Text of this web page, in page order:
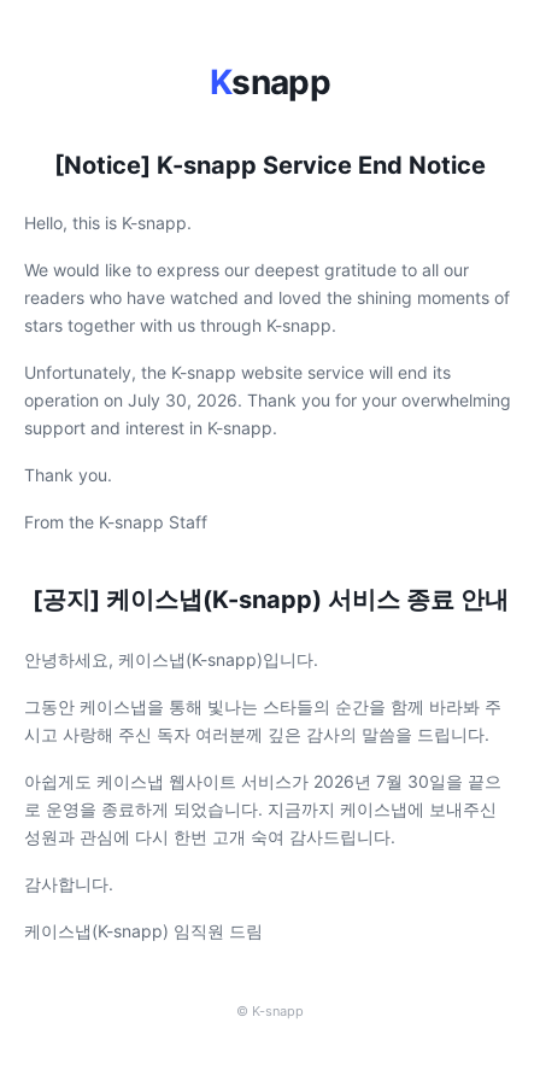
Ksnapp
[Notice] K-snapp Service End Notice
Hello, this is K-snapp.
We would like to express our deepest gratitude to all our
readers who have watched and loved the shining moments of
stars together with us through K-snapp.
Unfortunately, the K-snapp website service will end its
operation on July 30, 2026. Thank you for your overwhelming
support and interest in K-snapp.
Thank you.
From the K-snapp Staff
[공지] 케이스냅(K-snapp) 서비스 종료 안내
안녕하세요, 케이스냅(K-snapp)입니다.
그동안 케이스냅을 통해 빛나는 스타들의 순간을 함께 바라봐 주
시고 사랑해 주신 독자 여러분께 깊은 감사의 말씀을 드립니다.
아쉽게도 케이스냅 웹사이트 서비스가 2026년 7월 30일을 끝으
로 운영을 종료하게 되었습니다. 지금까지 케이스냅에 보내주신
성원과 관심에 다시 한번 고개 숙여 감사드립니다.
감사합니다.
케이스냅(K-snapp) 임직원 드림
© K-snapp